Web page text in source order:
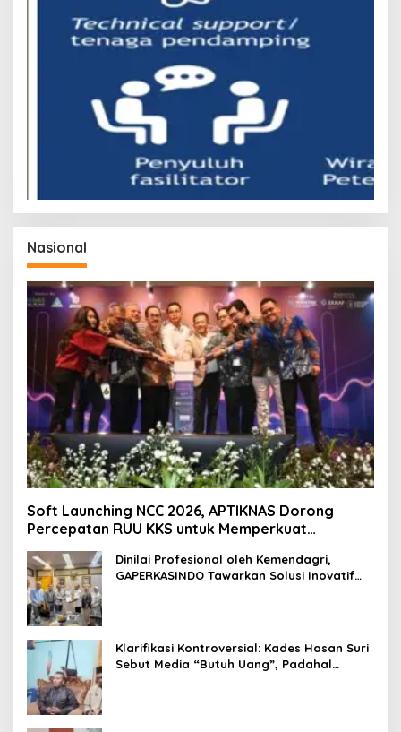
Nasional
Soft Launching NCC 2026, APTIKNAS Dorong
Percepatan RUU KKS untuk Memperkuat
Dinilai Profesional oleh Kemendagri,
GAPERKASINDO Tawarkan Solusi Inovatif
Klarifikasi Kontroversial: Kades Hasan Suri
Sebut Media “Butuh Uang”, Padahal